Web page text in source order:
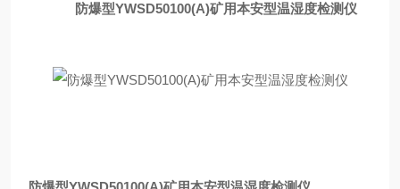
防爆型YWSD50100(A)矿用本安型温湿度检测仪